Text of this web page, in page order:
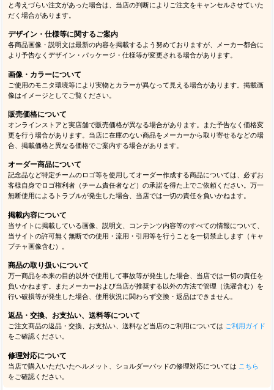
と考えづらい注文があった場合は、当店の判断によりご注文をキャンセルさせていた
だく場合があります。
デザイン・仕様等に関するご案内
各商品画像・説明文は最新の内容を掲載するよう努めておりますが、メーカー都合に
より予告なくデザイン・パッケージ・仕様等が変更される場合があります。
画像・カラーについて
ご使用のモニタ環境等により実物とカラーが異なって見える場合があります。掲載画
像はイメージとしてご覧ください。
販売価格について
オンラインストアと実店舗で販売価格が異なる場合があります。また予告なく価格変
更を行う場合があります。当店に在庫のない商品をメーカーから取り寄せるなどの場
合、掲載価格と異なる価格でご案内する場合があります。
オーダー商品について
記念品など特定チームのロゴ等を使用してオーダー作成する商品については、必ずお
客様自身でロゴ権利者（チーム責任者など）の承諾を得た上でご依頼ください。万一
無断使用によるトラブルが発生した場合、当店では一切の責任を負いかねます。
掲載内容について
当サイトに掲載している画像、説明文、コンテンツ内容等のすべての情報について、
当サイトの許可無く無断での使用・流用・引用等を行うことを一切禁止します（キャ
プチャ画像含む）。
商品の取り扱いについて
万一商品を本来の目的以外で使用して事故等が発生した場合、当店では一切の責任を
負いかねます。またメーカーおよび当店が推奨する以外の方法で管理（洗濯含む）を
行い破損等が発生した場合、使用状況に関わらず交換・返品はできません。
返品・交換、お支払い、送料等について
ご注文商品の返品・交換、お支払い、送料など当店のご利用については ご利用ガイド
をご確認ください。
修理対応について
当店で購入いただいたヘルメット、ショルダーパッドの修理対応については こちら
をご確認ください。